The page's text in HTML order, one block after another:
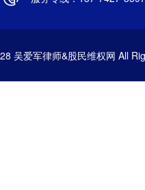
吴爱军律师&股民维权网 All